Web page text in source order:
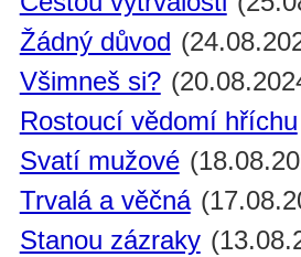
Žádný důvod
Všimneš si?
Rostoucí vědomí hříchu
Svatí mužové
Trvalá a věčná
Stanou zázraky